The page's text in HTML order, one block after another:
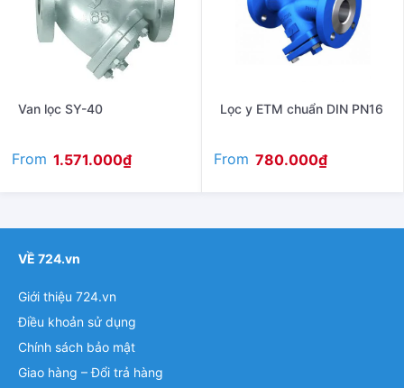
Van lọc SY-40
From 1.571.000₫
Lọc y ETM chuẩn DIN PN16
From 780.000₫
VỀ 724.vn
Giới thiệu 724.vn
Điều khoản sử dụng
Chính sách bảo mật
Giao hàng – Đổi trả hàng